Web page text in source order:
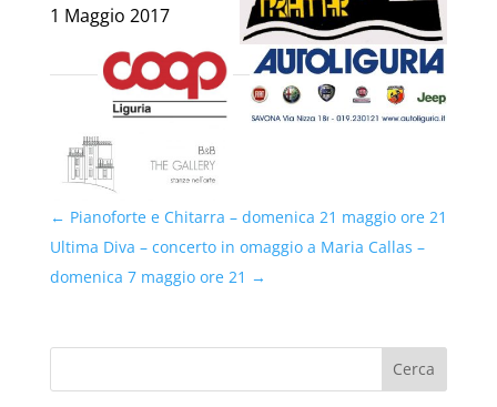
1 Maggio 2017
← Pianoforte e Chitarra – domenica 21 maggio ore 21
Ultima Diva – concerto in omaggio a Maria Callas –
domenica 7 maggio ore 21 →